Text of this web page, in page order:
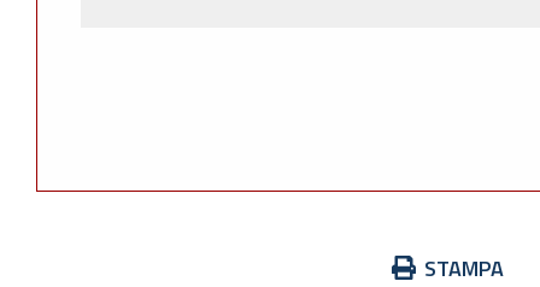
STAMPA